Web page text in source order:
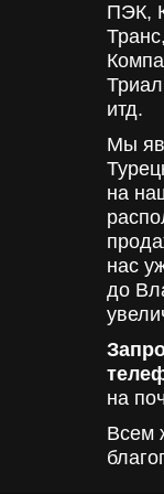
ПЭК,
итд.
Мы
на
нас
до
на
Всем